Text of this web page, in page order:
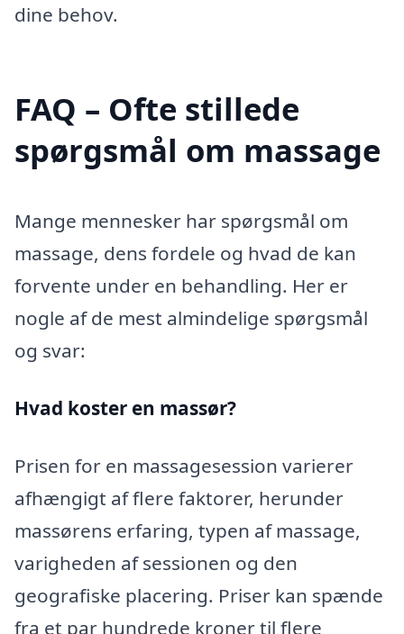
dine behov.
FAQ – Ofte stillede
spørgsmål om massage
Mange mennesker har spørgsmål om
massage, dens fordele og hvad de kan
forvente under en behandling. Her er
nogle af de mest almindelige spørgsmål
og svar:
Hvad koster en massør?
Prisen for en massagesession varierer
afhængigt af flere faktorer, herunder
massørens erfaring, typen af massage,
varigheden af sessionen og den
geografiske placering. Priser kan spænde
fra et par hundrede kroner til flere